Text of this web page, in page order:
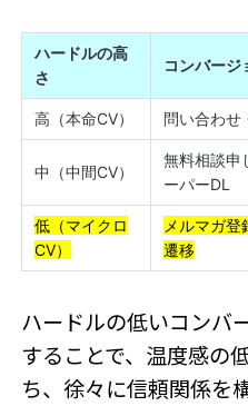
ハードルの高
さ
コンバージ
高（本命CV） 問い合わせ
中（中間CV）
無料相談申
ーパーDL
低（マイクロ
CV）
メルマガ
遷移
ハードルの低いコンバ
することで、温度感の
ち、徐々に信頼関係を